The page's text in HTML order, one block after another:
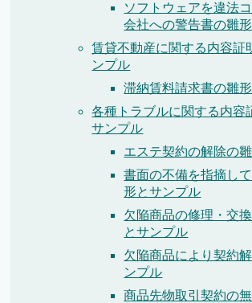
ソフトウェアを違法
会社への警告書の雛
賃貸不動産に関する内容証
ンプル
滞納賃料請求書の雛
各種トラブルに関する内容
サンプル
エステ契約の解除の
書面の不備を指摘し
形とサンプル
欠陥商品の修理・交
とサンプル
欠陥商品により契約
ンプル
商品先物取引契約の